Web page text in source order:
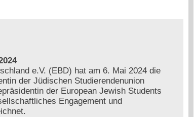
e.V. (EBD) hat am 6. Mai 2024 die
der Jüdischen Studierendenunion
der European Jewish Students
Engagement und